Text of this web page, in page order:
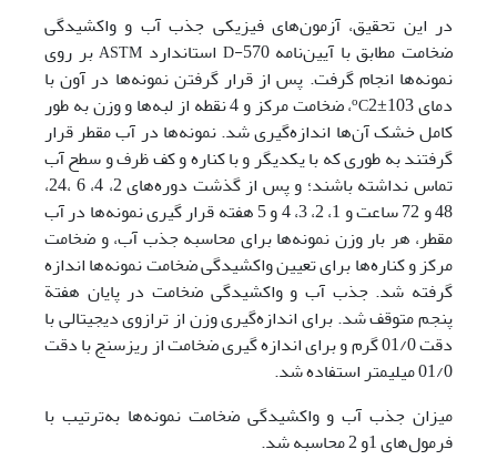
در این تحقیق، آزمون‌های فیزیکی جذب آب و واکشیدگی
ضخامت مطابق با آیین‌نامه 570-
D استاندارد ASTMبر روی
نمونه‌ها انجام گرفت. پس از قرار گرفتن نمونه‌ها در آون با
دمای
oC2±
103، ضخامت مرکز و 4 نقطه از لبه‌ها و وزن به طور
کامل خشک آن‌ها اندازه‌گیری شد. نمونه‌ها در آب مقطر قرار
گرفتند به طوری که با یکدیگر و با کناره و کف ظرف و سطح آب
تماس نداشته باشند؛ و پس از گذشت دوره‌های 2، 4، 6 ،24،
48 و 72 ساعت و 1، 2، 3، 4 و 5 هفته قرار گیری نمونه‌ها در آب
مقطر، هر بار وزن نمونه‌ها برای محاسبه جذب آب، و ضخامت
مرکز و کناره‌ها برای تعیین واکشیدگی ضخامت نمونه‌ها اندازه
گرفته شد. جذب آب و واکشیدگی ضخامت در پایان هفتة
پنجم متوقف شد. برای اندازه‌گیری وزن از ترازوی دیجیتالی با
دقت 01/0 گرم و برای اندازه گیری ضخامت از ریزسنج با دقت
01/0 میلیمتر استفاده شد.
میزان جذب آب و واکشیدگی ضخامت نمونه‌ها به‌ترتیب با
فرمول‌های 1و 2 محاسبه شد.